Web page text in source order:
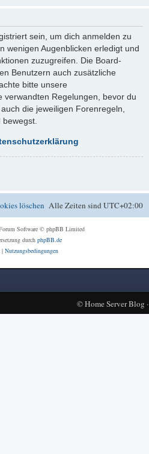
sein, um dich anmelden zu
wenigen Augenblicken erledigt und
zuzugreifen. Die Board-
Benutzern auch zusätzliche
bitte unsere
verwandten Regelungen, bevor du
die jeweiligen Forenregeln,
Alle Zeiten sindUTC+02:00
löschen
Software © phpBB Limited
durch phpBB.de
| Nutzungsbedingungen
©Home Server Blog